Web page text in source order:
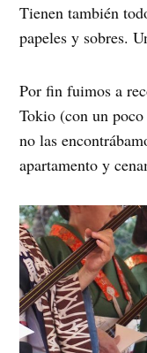
Tienen también
papeles y sobres.
Por fin fuimos a
Tokio (con un poco
no las
apartamento y